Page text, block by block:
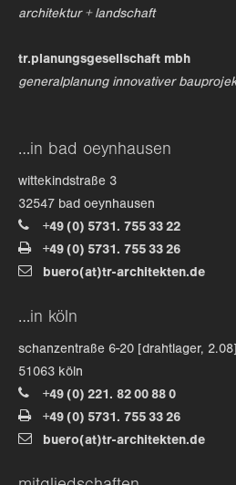
+44 1234 567 890
drop us a line
info@yourdomain.com
adipiscing elit.
aenean commodo ligula eget
sociis natoque penatibus et
montes, nascetur ridiculus mus.
architektur + landschaft
tr.planungsgesellschaft mbh
generalplanung innovativer
…in bad oeynhausen
wittekindstraße 3
32547 bad oeynhausen
+49 (0) 5731. 755 33 22
+49 (0) 5731. 755 33 26
buero(at)tr-architekten.de
…in köln
schanzentraße 6-20 [drahtlager, 2.08]
51063 köln
+49 (0) 221. 82 00 88 0
+49 (0) 5731. 755 33 26
buero(at)tr-architekten.de